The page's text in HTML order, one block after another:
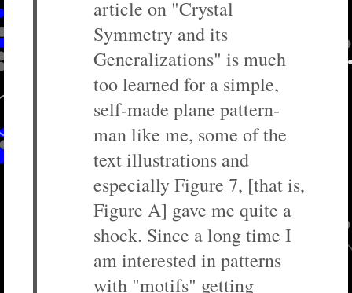
article on "Crystal
Symmetry and its
Generalizations" is much
too learned for a simple,
self-made plane pattern-
man like me, some of the
text illustrations and
especially Figure 7, [that is,
Figure A] gave me quite a
shock. Since a long time I
am interested in patterns
with "motifs" getting